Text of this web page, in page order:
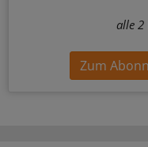
alle 2
Zum